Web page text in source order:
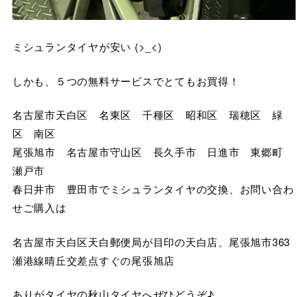
ミシュランタイヤが安い (>_<)
しかも、５つの無料サービスでとてもお買得！
名古屋市天白区 名東区 千種区 昭和区 瑞穂区 緑
区 南区
尾張旭市 名古屋市守山区 長久手市 日進市 東郷町
瀬戸市
春日井市 豊田市でミシュランタイヤの交換、お問い合わ
せご購入は
名古屋市天白区天白郵便局が目印の天白店、尾張旭市363
瀬港線晴丘交差点すぐの尾張旭店